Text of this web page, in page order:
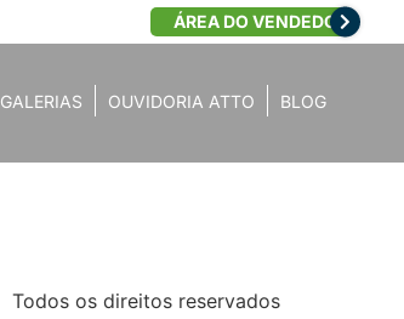
ÁREA DO VENDEDOR
GALERIAS OUVIDORIA ATTO BLOG
Todos os direitos reservados